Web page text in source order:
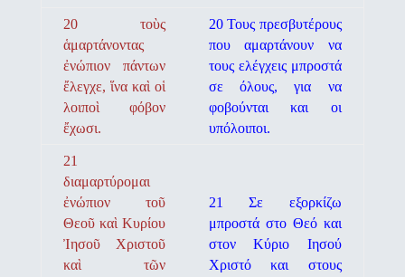
20 τοὺς
ἁμαρτάνοντας
ἐνώπιον πάντων
ἔλεγχε, ἵνα καὶ οἱ
λοιποὶ φόβον
ἔχωσι.
20 Τους πρεσβυτέρους
που αμαρτάνουν να
τους ελέγχεις μπροστά
σε όλους, για να
φοβούνται και οι
υπόλοιποι.
21
διαμαρτύρομαι
ἐνώπιον τοῦ
Θεοῦ καὶ Κυρίου
Ἰησοῦ Χριστοῦ
καὶ τῶν
21 Σε εξορκίζω
μπροστά στο Θεό και
στον Κύριο Ιησού
Χριστό και στους